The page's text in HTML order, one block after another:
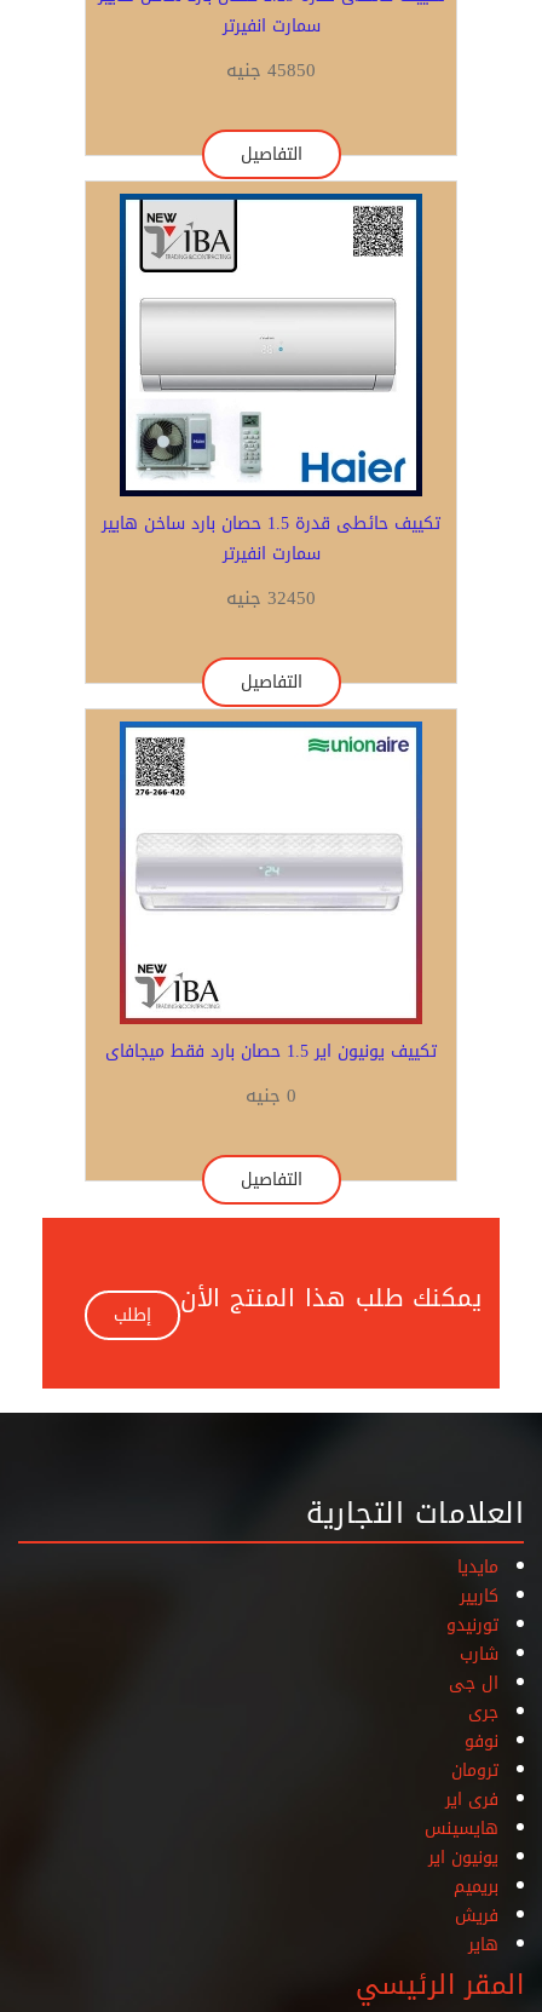
سمارت انفيرتر
45850 جنيه
التفاصيل
تكييف حائطى قدرة 1.5 حصان بارد ساخن هايير
سمارت انفيرتر
32450 جنيه
التفاصيل
تكييف يونيون اير 1.5 حصان بارد فقط ميجافاى
0 جنيه
التفاصيل
يمكنك طلب هذا المنتج الأن إطلب
العلامات التجارية
مايديا
كاريير
تورنيدو
شارب
ال جى
جرى
نوفو
ترومان
فرى اير
هايسينس
يونيون اير
بريميم
فريش
هاير
المقر الرئيسي